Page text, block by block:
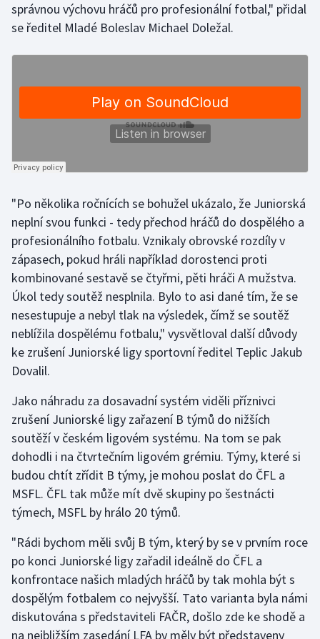
Olympijské hry
Parasport
Plavání
Plážový volejbal
Rychlostní kanoistika
Short track
Sportovní střelba
Stolní tenis
Triatlon
Veslování
Vodní slalom
Ostatní
správnou výchovu hráčů pro profesionální fotbal," přidal
se ředitel Mladé Boleslav Michael Doležal.
"Po několika ročnících se bohužel ukázalo, že Juniorská
neplní svou funkci - tedy přechod hráčů do dospělého a
profesionálního fotbalu. Vznikaly obrovské rozdíly v
zápasech, pokud hráli například dorostenci proti
kombinované sestavě se čtyřmi, pěti hráči A mužstva.
Úkol tedy soutěž nesplnila. Bylo to asi dané tím, že se
nesestupuje a nebyl tlak na výsledek, čímž se soutěž
neblížila dospělému fotbalu," vysvětloval další důvody
ke zrušení Juniorské ligy sportovní ředitel Teplic Jakub
Dovalil.
Jako náhradu za dosavadní systém viděli příznivci
zrušení Juniorské ligy zařazení B týmů do nižších
soutěží v českém ligovém systému. Na tom se pak
dohodli i na čtvrtečním ligovém grémiu. Týmy, které si
budou chtít zřídit B týmy, je mohou poslat do ČFL a
MSFL. ČFL tak může mít dvě skupiny po šestnácti
týmech, MSFL by hrálo 20 týmů.
"Rádi bychom měli svůj B tým, který by se v prvním roce
po konci Juniorské ligy zařadil ideálně do ČFL a
konfrontace našich mladých hráčů by tak mohla být s
dospělým fotbalem co nejvyšší. Tato varianta byla námi
diskutována s představiteli FAČR, došlo zde ke shodě a
na nejbližším zasedání LFA by měly být představeny